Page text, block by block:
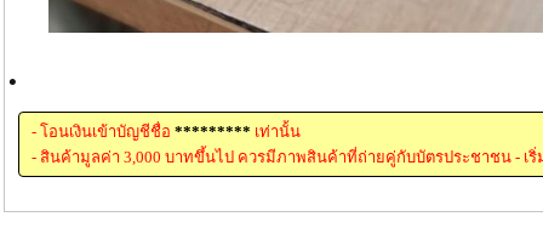
.
- โอนเงินเข้าบัญชีชื่อ ********* เท่านั้น
- สินค้ามูลค่า 3,000 บาทขึ้นไป ควรมีภาพสินค้าที่ถ่ายคู่กับบัตรประชาชน - เริ่